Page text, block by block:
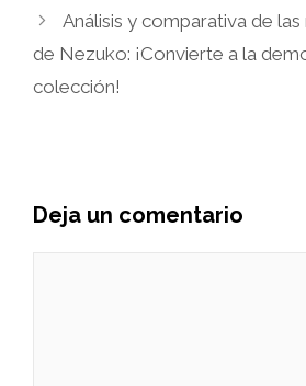
Análisis y comparativa de
de Nezuko: ¡Convierte a la
colección!
Deja un comentario